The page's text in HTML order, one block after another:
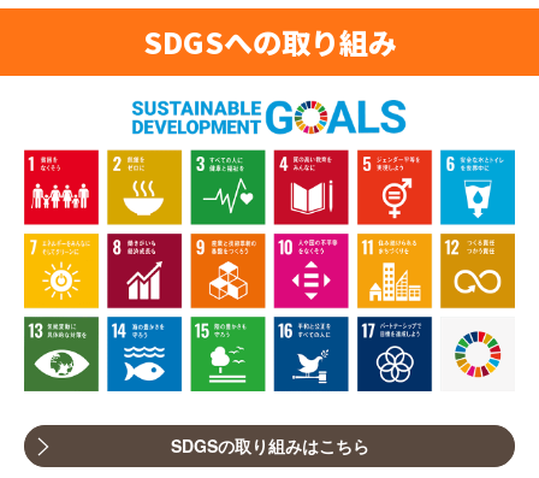
SDGSへの取り組み
SDGSの取り組みはこちら